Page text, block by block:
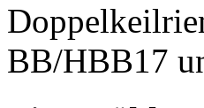
BB/HBB17